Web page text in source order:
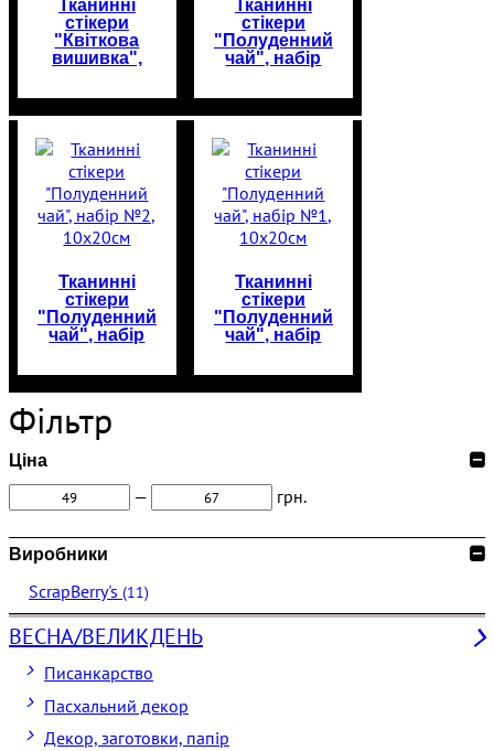
Тканинні
стікери
"Квіткова
вишивка",
Тканинні
стікери
"Полуденний
чай", набір
Тканинні
стікери
"Полуденний
чай", набір
Тканинні
стікери
"Полуденний
чай", набір
Фільтр
Ціна
— грн.
Виробники
ScrapBerry's (11)
ВЕСНА/ВЕЛИКДЕНЬ
Писанкарство
Пасхальний декор
Декор, заготовки, папір